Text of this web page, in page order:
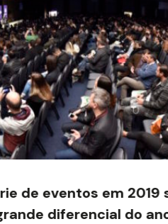
de eventos em 2019
diferencial do